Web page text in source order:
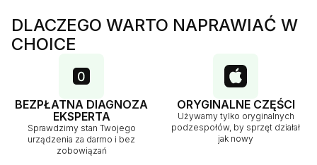
DLACZEGO WARTO NAPRAWIAĆ W
CHOICE
BEZPŁATNA DIAGNOZA
EKSPERTA
Sprawdzimy stan Twojego
urządzenia za darmo i bez
zobowiązań
ORYGINALNE CZĘŚCI
Używamy tylko oryginalnych
podzespołów, by sprzęt działał
jak nowy